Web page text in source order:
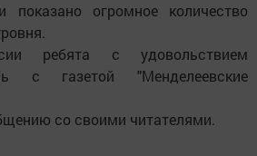
показано огромное количество
ребята с удовольствием
с газетой "Менделеевские
со своими читателями.